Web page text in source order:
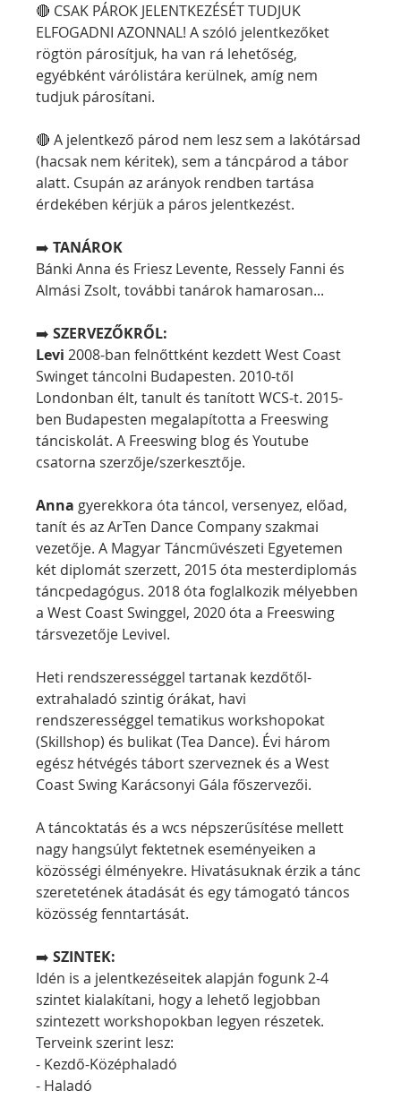
🔴 CSAK PÁROK JELENTKEZÉSÉT TUDJUK
ELFOGADNI AZONNAL! A szóló jelentkezőket
rögtön párosítjuk, ha van rá lehetőség,
egyébként várólistára kerülnek, amíg nem
tudjuk párosítani.
🔴 A jelentkező párod nem lesz sem a lakótársad
(hacsak nem kéritek), sem a táncpárod a tábor
alatt. Csupán az arányok rendben tartása
érdekében kérjük a páros jelentkezést.
➡️ TANÁROK
Bánki Anna és Friesz Levente, Ressely Fanni és
Almási Zsolt, további tanárok hamarosan...
➡️ SZERVEZŐKRŐL:
Levi 2008-ban felnőttként kezdett West Coast
Swinget táncolni Budapesten. 2010-től
Londonban élt, tanult és tanított WCS-t. 2015-
ben Budapesten megalapította a Freeswing
tánciskolát. A Freeswing blog és Youtube
csatorna szerzője/szerkesztője.
Anna gyerekkora óta táncol, versenyez, előad,
tanít és az ArTen Dance Company szakmai
vezetője. A Magyar Táncművészeti Egyetemen
két diplomát szerzett, 2015 óta mesterdiplomás
táncpedagógus. 2018 óta foglalkozik mélyebben
a West Coast Swinggel, 2020 óta a Freeswing
társvezetője Levivel.
Heti rendszerességgel tartanak kezdőtől-
extrahaladó szintig órákat, havi
rendszerességgel tematikus workshopokat
(Skillshop) és bulikat (Tea Dance). Évi három
egész hétvégés tábort szerveznek és a West
Coast Swing Karácsonyi Gála főszervezői.
A táncoktatás és a wcs népszerűsítése mellett
nagy hangsúlyt fektetnek eseményeiken a
közösségi élményekre. Hivatásuknak érzik a tánc
szeretetének átadását és egy támogató táncos
közösség fenntartását.
➡️ SZINTEK:
Idén is a jelentkezéseitek alapján fogunk 2-4
szintet kialakítani, hogy a lehető legjobban
szintezett workshopokban legyen részetek.
Terveink szerint lesz:
- Kezdő-Középhaladó
- Haladó